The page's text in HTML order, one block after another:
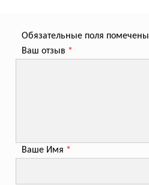
Обязательные поля помечены
Ваш отзыв *
Ваше Имя *